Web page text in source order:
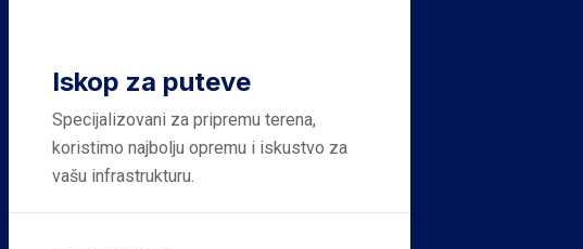
Iskop za puteve
Specijalizovani za pripremu terena,
koristimo najbolju opremu i iskustvo za
vašu infrastrukturu.